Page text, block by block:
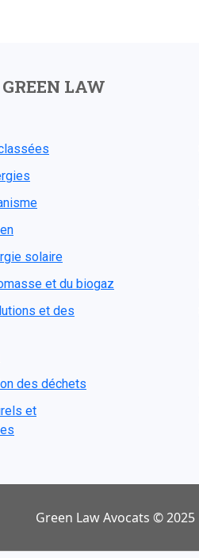
LAW
solaire
et du biogaz
et des
des déchets
et
Green Law Avocats ©